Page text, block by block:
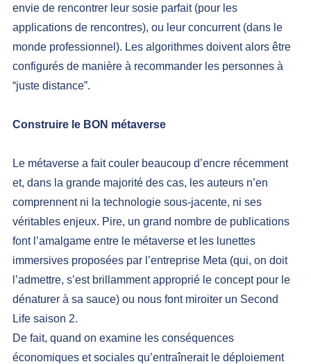
envie de rencontrer leur sosie parfait (pour les
applications de rencontres), ou leur concurrent (dans le
monde professionnel). Les algorithmes doivent alors être
configurés de manière à recommander les personnes à
“juste distance”.
Construire le BON métaverse
Le métaverse a fait couler beaucoup d’encre récemment
et, dans la grande majorité des cas, les auteurs n’en
comprennent ni la technologie sous-jacente, ni ses
véritables enjeux. Pire, un grand nombre de publications
font l’amalgame entre le métaverse et les lunettes
immersives proposées par l’entreprise Meta (qui, on doit
l’admettre, s’est brillamment approprié le concept pour le
dénaturer à sa sauce) ou nous font miroiter un Second
Life saison 2.
De fait, quand on examine les conséquences
économiques et sociales qu’entraînerait le déploiement